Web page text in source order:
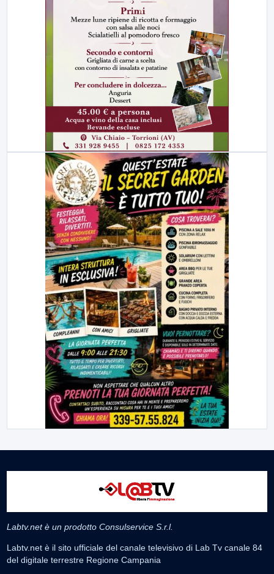
Labtv.net è un prodotto Consulservice S.r.l.
Labtv.net è il sito ufficiale del canale televisivo di Lab Tv canale 84
del digitale terrestre Regione Campania